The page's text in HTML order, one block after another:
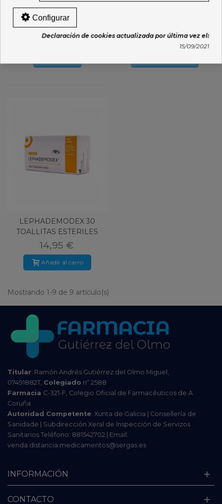
OPTIBEN TOALLITAS USO
DUAL 28 UNIDADES
13,95 €
LEPHADEMODEX 30
TOALLITAS ESTERILES
14,95 €
Añadir al carro
Mostrando 1-9 de 9 artículo(s)
Titular: Ramón Andrés Gutiérrez del Olmo Miguel,
07491882T, Colegiado nº 2588
Farmacia C-321-F, Colegio Oficial de Farmacéuticos de A
Coruña
Autoridad Competente: Xunta de Galicia | Consellería de
Sanidade | Subdirección Xeral de Inspección de Servizos
Sanitarios Teléfono: 881542702 | Email:
venda.distancia.medicamentos@sergas.es
INFORMACIÓN
CONTACTO
Configurar
Declaración de cookies actualizada por última vez el:
15/09/2021